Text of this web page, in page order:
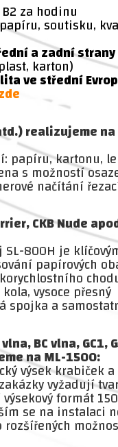
za hodinu
soutisku,
a zadní strany
karton)
ve střední
realizujeme na
papíru, kartonu,
s možností
načítání
CKB Nude
800H je
papírových
vysoce přesný
spojka a
BC vlna, GC1,
na ML-1500:
výsek krabiček a
vyžadují
formát
se na instalaci